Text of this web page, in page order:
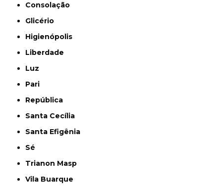
Consolação
Glicério
Higienópolis
Liberdade
Luz
Pari
República
Santa Cecília
Santa Efigênia
Sé
Trianon Masp
Vila Buarque